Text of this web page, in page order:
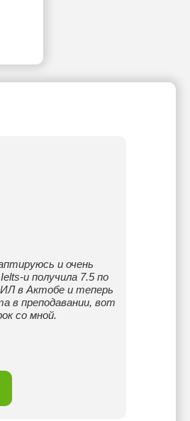
и очень
и получила 7.5 по
в Актобе и теперь
в преподавании, вот
со мной.